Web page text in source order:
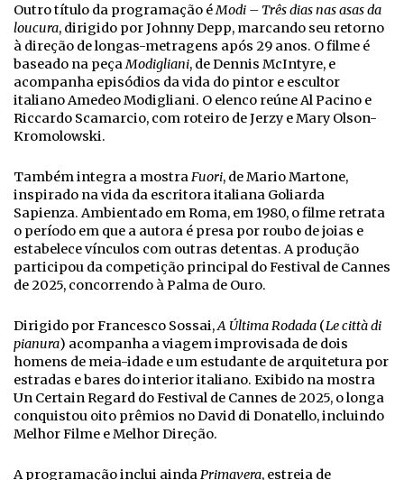
Outro título da programação éModi – Três dias nas asas da
loucura, dirigido por Johnny Depp, marcando seu retorno
à direção de longas-metragens após 29 anos. O filme é
baseado na peçaModigliani, de Dennis McIntyre, e
acompanha episódios da vida do pintor e escultor
italiano Amedeo Modigliani. O elenco reúne Al Pacino e
Riccardo Scamarcio, com roteiro de Jerzy e Mary Olson-
Kromolowski.
Também integra a mostraFuori, de Mario Martone,
inspirado na vida da escritora italiana Goliarda
Sapienza. Ambientado em Roma, em 1980, o filme retrata
o período em que a autora é presa por roubo de joias e
estabelece vínculos com outras detentas. A produção
participou da competição principal do Festival de Cannes
de 2025, concorrendo à Palma de Ouro.
Dirigido por Francesco Sossai,A Última Rodada (Le città di
pianura) acompanha a viagem improvisada de dois
homens de meia-idade e um estudante de arquitetura por
estradas e bares do interior italiano. Exibido na mostra
Un Certain Regard do Festival de Cannes de 2025, o longa
conquistou oito prêmios no David di Donatello, incluindo
Melhor Filme e Melhor Direção.
A programação inclui aindaPrimavera, estreia de